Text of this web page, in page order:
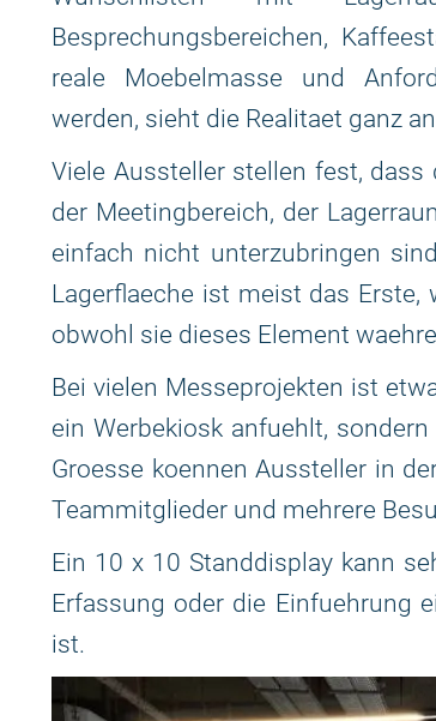
Besprechungsbereichen,
reale Moebelmasse und
werden, sieht die Realitaet ganz
Viele Aussteller stellen fest,
der Meetingbereich, der
einfach nicht unterzubringen
Lagerflaeche ist meist das Erste,
obwohl sie dieses Element
Bei vielen Messeprojekten ist
ein Werbekiosk anfuehlt,
Groesse koennen Aussteller in
Teammitglieder und mehrere
Ein 10 x 10 Standdisplay kann
Erfassung oder die Einfuehrung
ist.